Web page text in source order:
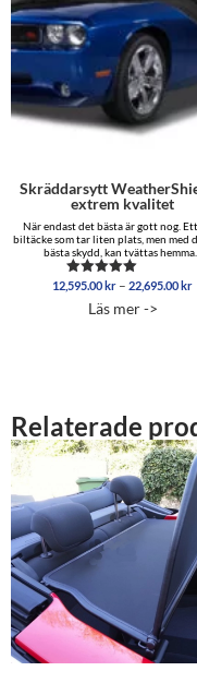
Skräddarsytt
extrem kvalitet
När endast det bästa är gott nog.
biltäcke som tar liten plats, men med
bästa skydd, kan tvättas hemma...
Betygsatt
av 5
12,595.00kr – 22,695.00kr
Läs mer ->
Relaterade